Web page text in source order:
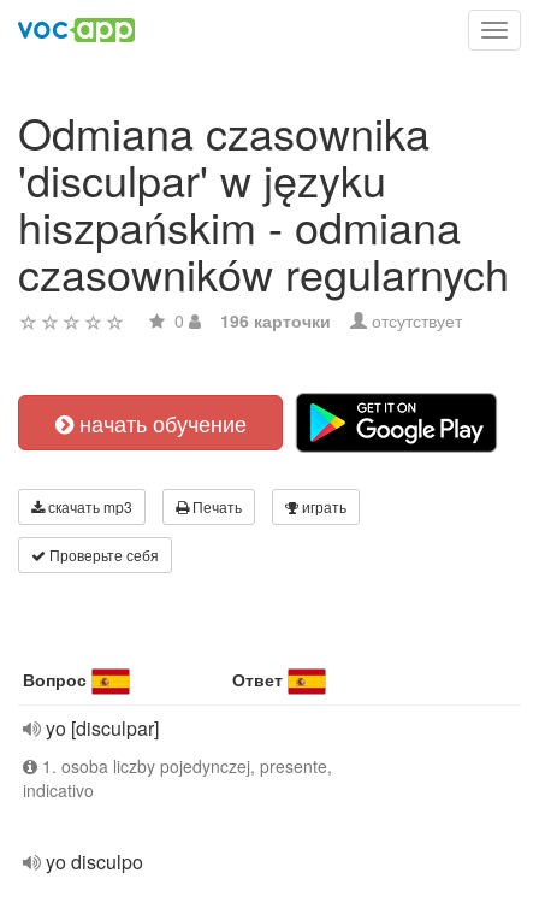
Odmiana czasownika
'disculpar' w języku
hiszpańskim - odmiana
czasowników regularnych
0 196 карточки отсутствует
начать обучение
скачать mp3 Печать играть
Проверьте себя
Вопрос Ответ
yo [disculpar]
1. osoba liczby pojedynczej, presente,
indicativo
yo disculpo